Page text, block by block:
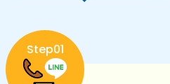
Step01